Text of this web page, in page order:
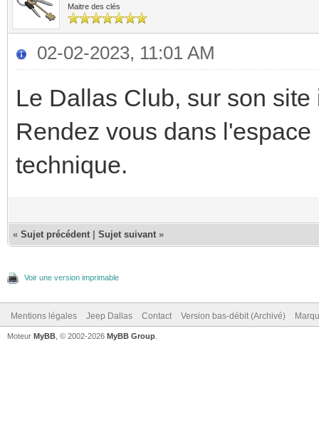
Maitre des clés
02-02-2023, 11:01 AM
Le Dallas Club, sur son
Rendez vous dans
technique.
« Sujet précédent | Sujet suivant »
Voir une version imprimable
Mentions légales Jeep Dallas Contact Version bas-débit (Archivé)
Moteur MyBB , © 2002-2026 MyBB Group